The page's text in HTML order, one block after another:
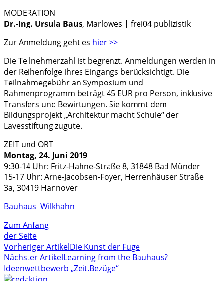
MODERATION
Dr.-Ing. Ursula Baus, Marlowes | frei04 publizistik
Zur Anmeldung geht es hier >>
Die Teilnehmerzahl ist begrenzt. Anmeldungen werden in
der Reihenfolge ihres Eingangs berücksichtigt. Die
Teilnahmegebühr an Symposium und
Rahmenprogramm beträgt 45 EUR pro Person, inklusive
Transfers und Bewirtungen. Sie kommt dem
Bildungsprojekt „Architektur macht Schule“ der
Lavesstiftung zugute.
ZEIT und ORT
Montag, 24. Juni 2019
9:30-14 Uhr: Fritz-Hahne-Straße 8, 31848 Bad Münder
15-17 Uhr: Arne-Jacobsen-Foyer, Herrenhäuser Straße
3a, 30419 Hannover
Bauhaus Wilkhahn
Zum Anfang
der Seite
Vorheriger ArtikelDie Kunst der Fuge
Nächster ArtikelLearning from the Bauhaus?
Ideenwettbewerb „Zeit.Bezüge“